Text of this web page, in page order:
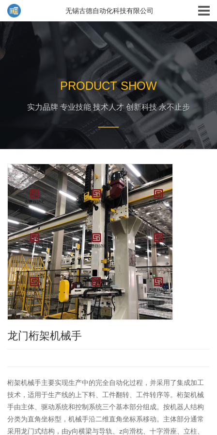
PRODUCT SHOW
实力品牌 专业技能 技术人才 创新科技 永不止步
___
龙门桁架机械手
桁架机械手主要实现生产中的完全自动化过程，并采用了集成加工
技术，适用于生产线的上下料、工件翻转、工件转序等。桁架机械
手由主体、驱动系统和控制系统三个基本部分组成。按机器人结构
分类为直角坐标型，机械手沿二维直角坐标系移动。主体部分通常
采用龙门式结构，由y向横梁与导轨、z向滑枕、十字滑座、立柱、
无锡古德自动化科技有限公司